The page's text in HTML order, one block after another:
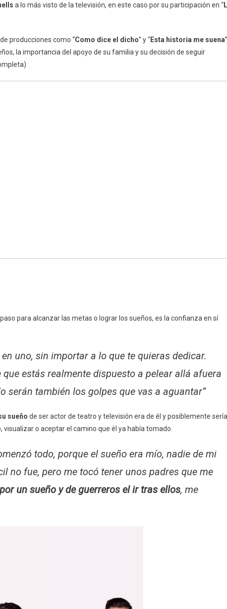
a lo más visto de la televisión, en este caso por su participación en “
producciones como “Como dice el dicho” y “Esta historia me suena
la importancia del apoyo de su familia y su decisión de seguir
para alcanzar las metas o lograr los sueños, es la confianza en sí
uno, sin importar a lo que te quieras dedicar.
estás realmente dispuesto a pelear allá afuera
serán también los golpes que vas a aguantar”
sueño de ser actor de teatro y televisión era de él y posiblemente sería
visualizar o aceptar el camino que él ya había tomado.
todo, porque el sueño era mío, nadie de mi
no fue, pero me tocó tener unos padres que me
un sueño y de guerreros el ir tras ellos, me